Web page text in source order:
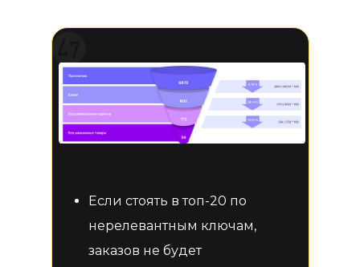
Если стоять в топ-20 по
нерелевантным ключам,
заказов не будет